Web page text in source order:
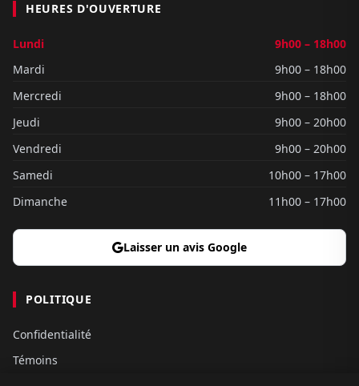
HEURES D'OUVERTURE
Lundi
9h00 – 18h00
Mardi
9h00 – 18h00
Mercredi
9h00 – 18h00
Jeudi
9h00 – 20h00
Vendredi
9h00 – 20h00
Samedi
10h00 – 17h00
Dimanche
11h00 – 17h00
Laisser un avis Google
POLITIQUE
Confidentialité
Témoins